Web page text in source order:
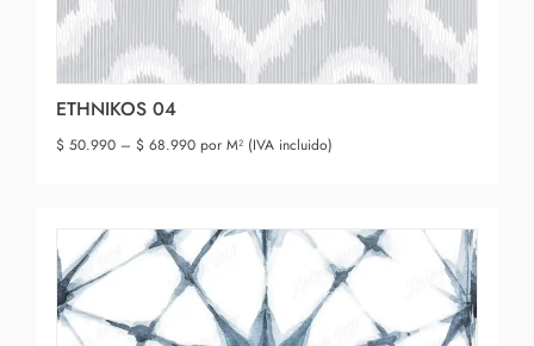
ETHNIKOS 04
$50.990 – $68.990por M² (IVA incluido)